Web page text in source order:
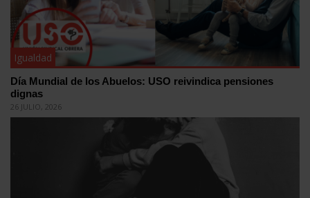
Igualdad
Día Mundial de los Abuelos: USO reivindica pensiones
dignas
26 JULIO, 2026